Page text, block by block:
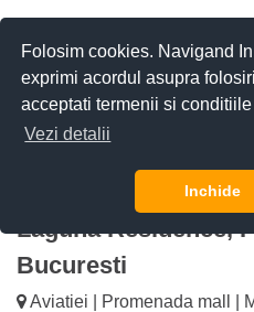
Folosim cookies. Navigand
exprimi acordul asupra
acceptati termenii si
Vezi detalii
Inchide
De inchiriat
Laguna Residence
Laguna Residence,
Bucuresti
Aviatiei | Promenada mall |
CERE DETALII SUNĂ-NE